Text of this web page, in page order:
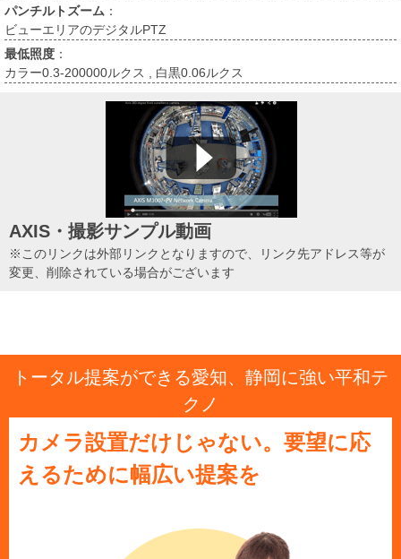
パンチルトズーム ：
ビューエリアのデジタルPTZ
最低照度 ：
カラー0.3-200000ルクス , 白黒0.06ルクス
AXIS・撮影サンプル動画
※このリンクは外部リンクとなりますので、リンク先アドレス等が
変更、削除されている場合がございます
トータル提案ができる愛知、静岡に強い平和テ
クノ
カメラ設置だけじゃない。要望に応
えるために幅広い提案を